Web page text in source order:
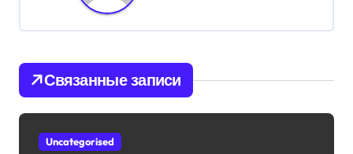
и
я
п
о
Связанные записи
Uncategorised